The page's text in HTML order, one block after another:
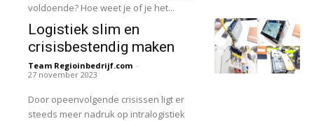
voldoende? Hoe weet je of je het...
Logistiek slim en
crisisbestendig maken
Team Regioinbedrijf.com -
27 november 2023
Door opeenvolgende crisissen ligt er
steeds meer nadruk op intralogistiek